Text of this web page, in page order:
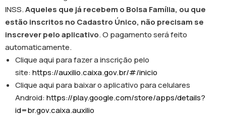
INSS.Aqueles que já recebem o Bolsa Família, ou que
estão inscritos no Cadastro Único, não precisam se
inscrever pelo aplicativo. O pagamento será feito
automaticamente.
Clique aqui para fazer a inscrição pelo
site:https://auxilio.caixa.gov.br/#/inicio
Clique aqui para baixar o aplicativo para celulares
Android:https://play.google.com/store/apps/details?
id=br.gov.caixa.auxilio